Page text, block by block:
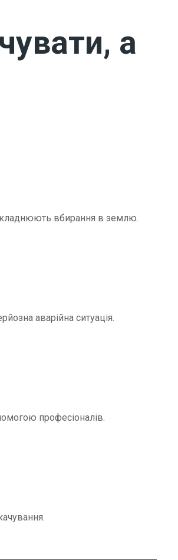
а
вбирання в землю.
аварійна ситуація.
професіоналів.